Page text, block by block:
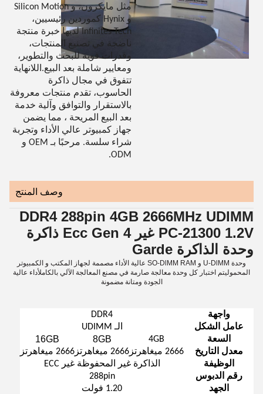
مثل مايكرون، و Silicon Motion
و Hynix كموردين رئيسيين،
Infinites Tech لديها خبرة منتجة
ناضجة في تصنيع المنتجات،
وقدرات قوية للبحث والتطوير،
ومعايير شاملة بعد البيع.اللانهاية
تتفوق في مجال ذاكرة
الحاسوب، تقدم منتجات معروفة
بالاستقرار والتوافق وآلية خدمة
بعد البيع المريحة ، مما يضمن
جهاز كمبيوتر عالي الأداء وتجربة
شراء سلسة. مرحبًا بـ OEM و
ODM.
وصف المنتج
DDR4 288pin 4GB 2666MHz UDIMM
PC-21300 1.2V غير Ecc Gen 4 ذاكرة
وحدة الذاكرة Garde
وحدة U-DlMM و SO-DlMM RAM عالية الأداء مصممة لجهاز المكتب و الكمبيوتر
المحموليتم اختبار كل وحدة معالجة صارمة في مصنع المعالجة الآلي بالكاملأداء عالية
الجودة ومتانة مضمونة
واجهة
DDR4
عامل الشكل
الـ UDIMM
السعة
4GB
8GB
16GB
معدل التاريخ 2666 ميغاهرتز 2666 ميغاهرتز
2666 ميغاهرتز
الوظيفة
الذاكرة غير المحفوظة غير ECC
رقم الدبوس
288pin
الجهد
1.20 فولت